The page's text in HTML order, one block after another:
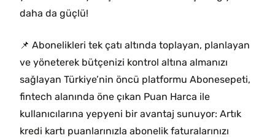
daha da güçlü!
📌 Abonelikleri tek çatı altında toplayan, planlayan
ve yöneterek bütçenizi kontrol altına almanızı
sağlayan Türkiye’nin öncü platformu Abonesepeti,
fintech alanında öne çıkan Puan Harca ile
kullanıcılarına yepyeni bir avantaj sunuyor: Artık
kredi kartı puanlarınızla abonelik faturalarınızı